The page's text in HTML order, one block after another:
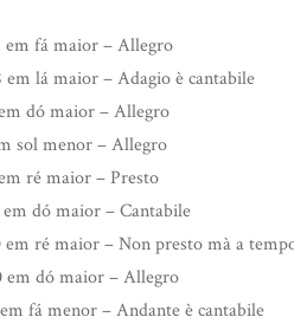
em fá maior – Allegro
em lá maior – Adagio è cantabile
dó maior – Allegro
sol menor – Allegro
ré maior – Presto
em dó maior – Cantabile
em ré maior – Non presto mà a
em dó maior – Allegro
fá menor – Andante è cantabile